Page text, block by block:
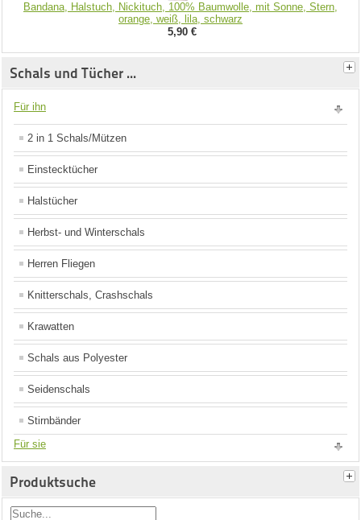
Bandana, Halstuch, Nickituch, 100% Baumwolle, mit Sonne, Stern,
orange, weiß, lila, schwarz
5,90 €
Schals und Tücher ...
Für ihn
2 in 1 Schals/Mützen
Einstecktücher
Halstücher
Herbst- und Winterschals
Herren Fliegen
Knitterschals, Crashschals
Krawatten
Schals aus Polyester
Seidenschals
Stirnbänder
Für sie
Produktsuche